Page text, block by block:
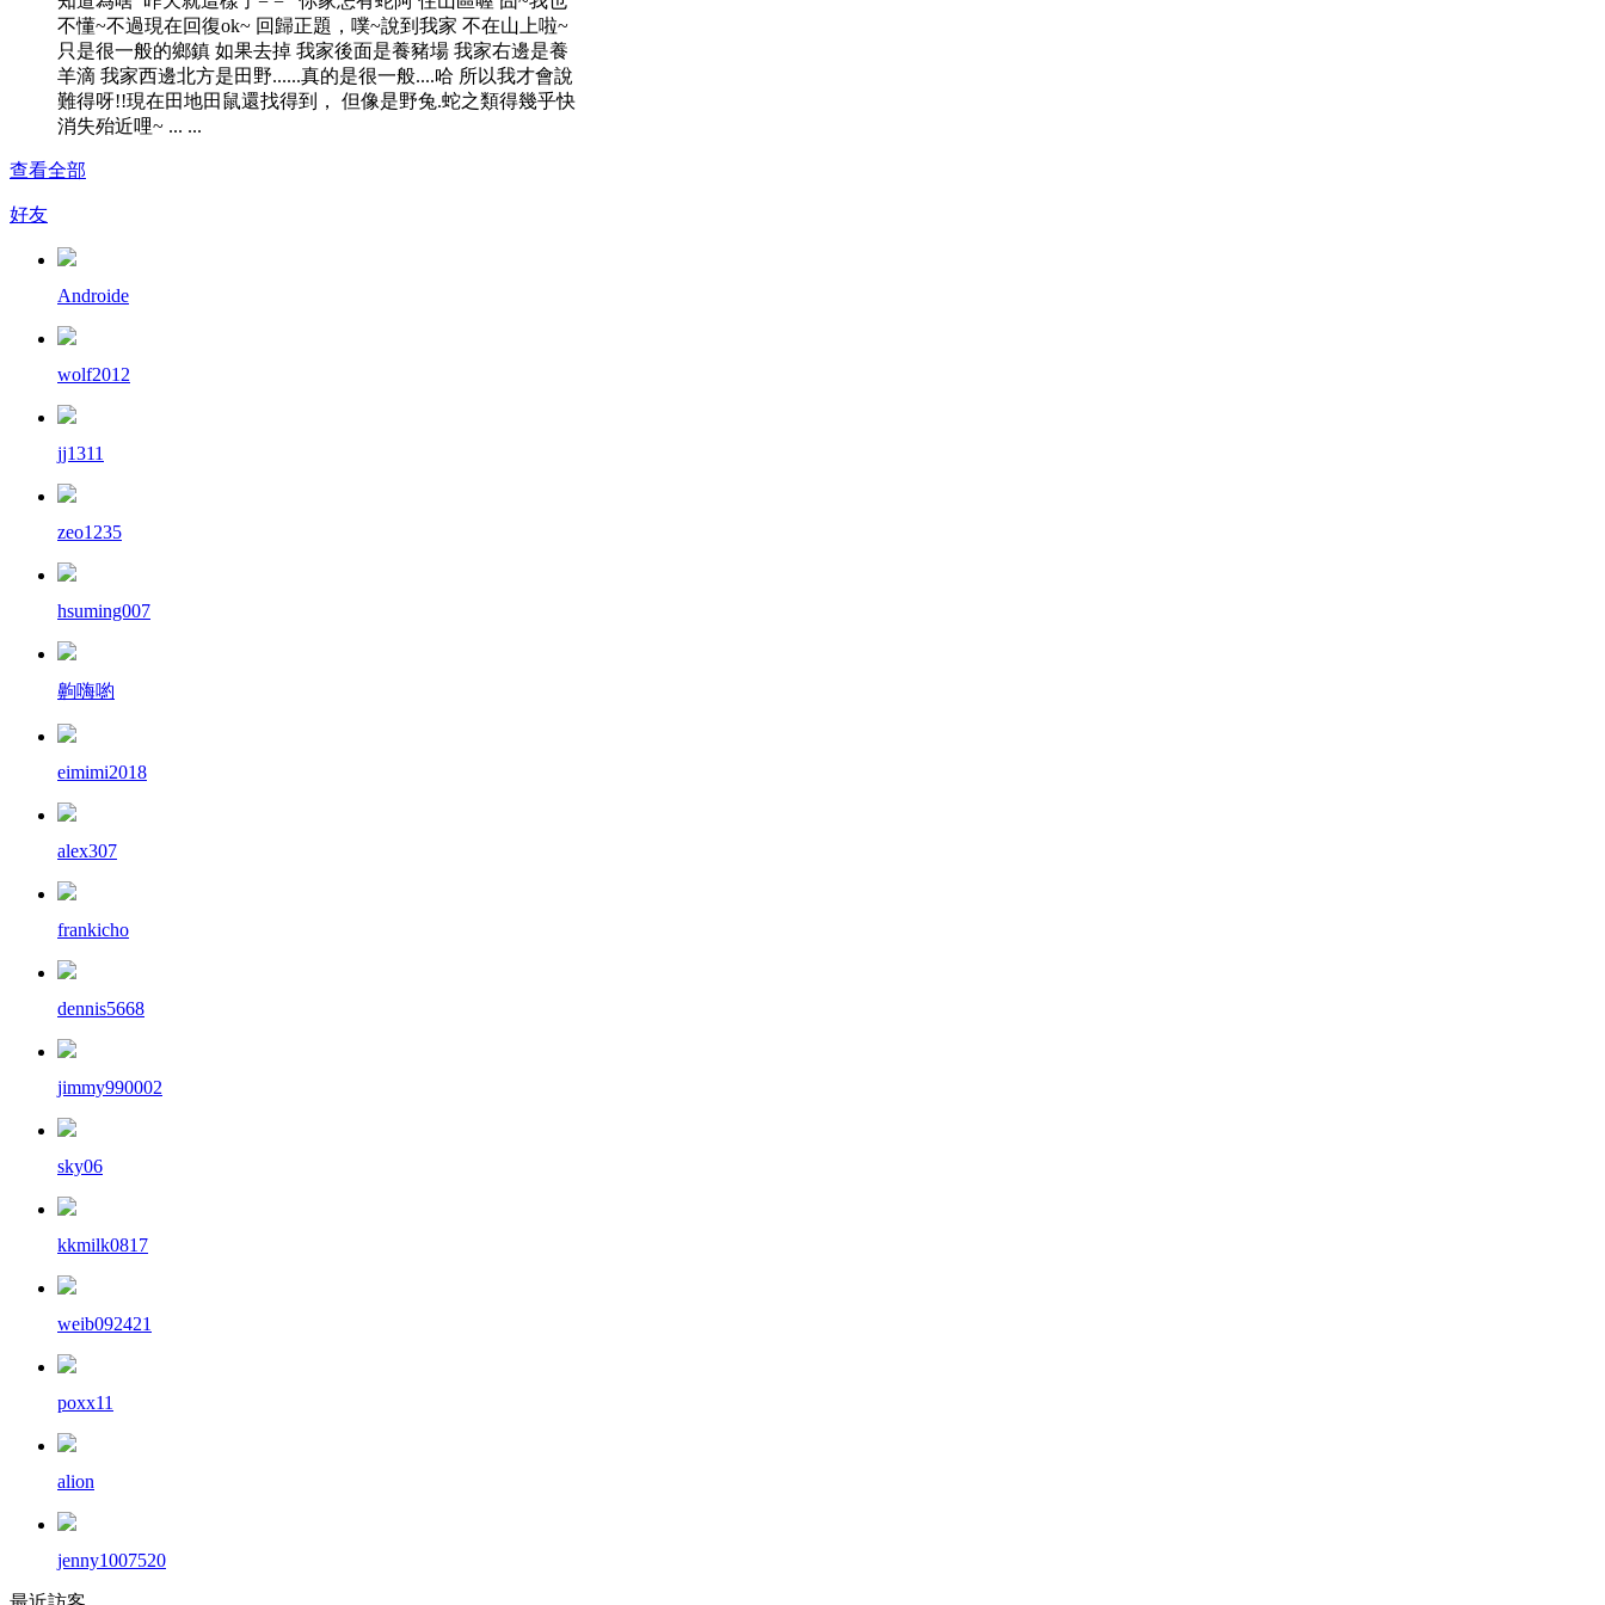
不懂~不過現在回復ok~ 回歸正題，噗~說到我家 不在山上啦~
只是很一般的鄉鎮 如果去掉 我家後面是養豬場 我家右邊是養
羊滴 我家西邊北方是田野......真的是很一般....哈 所以我才會說
難得呀!!現在田地田鼠還找得到， 但像是野兔.蛇之類得幾乎快
消失殆近哩~ ... ...
查看全部
好友
Androide
wolf2012
jj1311
zeo1235
hsuming007
齁嗨喲
eimimi2018
alex307
frankicho
dennis5668
jimmy990002
sky06
kkmilk0817
weib092421
poxx11
alion
jenny1007520